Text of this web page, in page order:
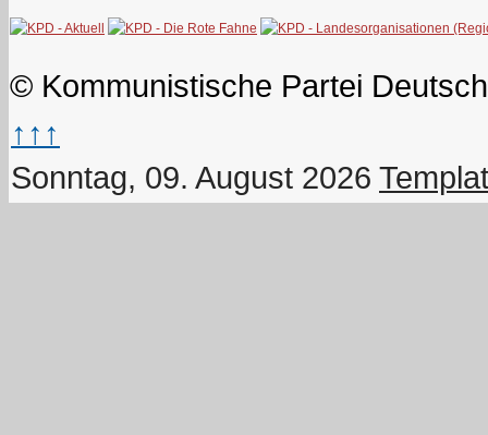
© Kommunistische Partei
↑↑↑
Sonntag, 09. August 2026